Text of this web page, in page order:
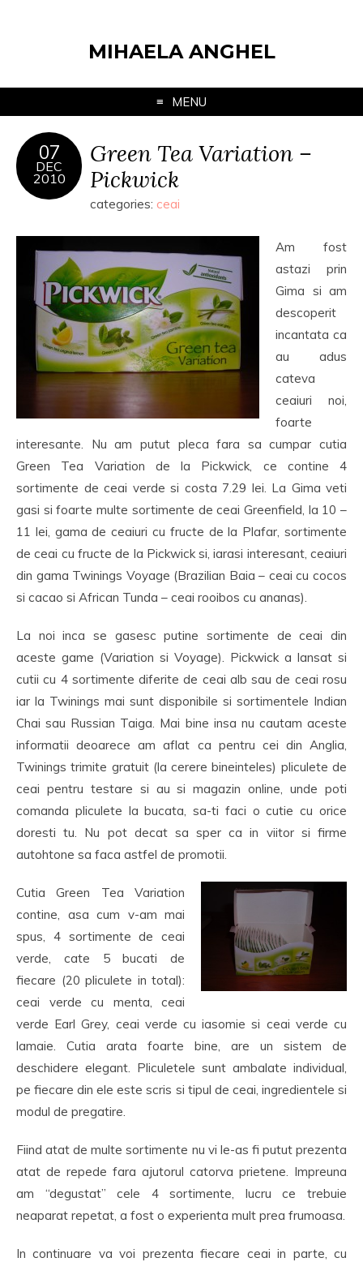
MIHAELA ANGHEL
MENU
07
DEC
2010
Green Tea Variation –
Pickwick
categories: ceai
Am fost
astazi prin
Gima si am
descoperit
incantata ca
au adus
cateva
ceaiuri noi,
foarte
interesante. Nu am putut pleca fara sa cumpar cutia
Green Tea Variation de la Pickwick, ce contine 4
sortimente de ceai verde si costa 7.29 lei. La Gima veti
gasi si foarte multe sortimente de ceai Greenfield, la 10 –
11 lei, gama de ceaiuri cu fructe de la Plafar, sortimente
de ceai cu fructe de la Pickwick si, iarasi interesant, ceaiuri
din gama Twinings Voyage (Brazilian Baia – ceai cu cocos
si cacao si African Tunda – ceai rooibos cu ananas).
La noi inca se gasesc putine sortimente de ceai din
aceste game (Variation si Voyage). Pickwick a lansat si
cutii cu 4 sortimente diferite de ceai alb sau de ceai rosu
iar la Twinings mai sunt disponibile si sortimentele Indian
Chai sau Russian Taiga. Mai bine insa nu cautam aceste
informatii deoarece am aflat ca pentru cei din Anglia,
Twinings trimite gratuit (la cerere bineinteles) pliculete de
ceai pentru testare si au si magazin online, unde poti
comanda pliculete la bucata, sa-ti faci o cutie cu orice
doresti tu. Nu pot decat sa sper ca in viitor si firme
autohtone sa faca astfel de promotii.
Cutia Green Tea Variation
contine, asa cum v-am mai
spus, 4 sortimente de ceai
verde, cate 5 bucati de
fiecare (20 pliculete in total):
ceai verde cu menta, ceai
verde Earl Grey, ceai verde cu iasomie si ceai verde cu
lamaie. Cutia arata foarte bine, are un sistem de
deschidere elegant. Pliculetele sunt ambalate individual,
pe fiecare din ele este scris si tipul de ceai, ingredientele si
modul de pregatire.
Fiind atat de multe sortimente nu vi le-as fi putut prezenta
atat de repede fara ajutorul catorva prietene. Impreuna
am “degustat” cele 4 sortimente, lucru ce trebuie
neaparat repetat, a fost o experienta mult prea frumoasa.
In continuare va voi prezenta fiecare ceai in parte, cu